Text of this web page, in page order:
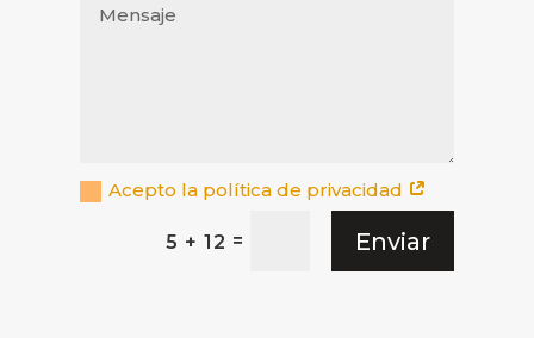
Acepto la política de privacidad
5 + 12 = Enviar